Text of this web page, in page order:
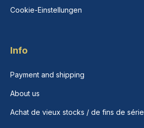
Cookie-Einstellungen
Info
Payment and shipping
About us
Achat de vieux stocks / de fins de série